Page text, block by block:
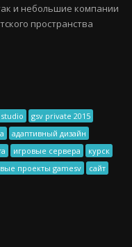
и небольшие компании
пространства
gsv private 2015
адаптивный дизайн
игровые сервера
курск
проекты gamesv
сайт